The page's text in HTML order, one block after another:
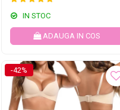
IN STOC
ADAUGA IN COS
-42%